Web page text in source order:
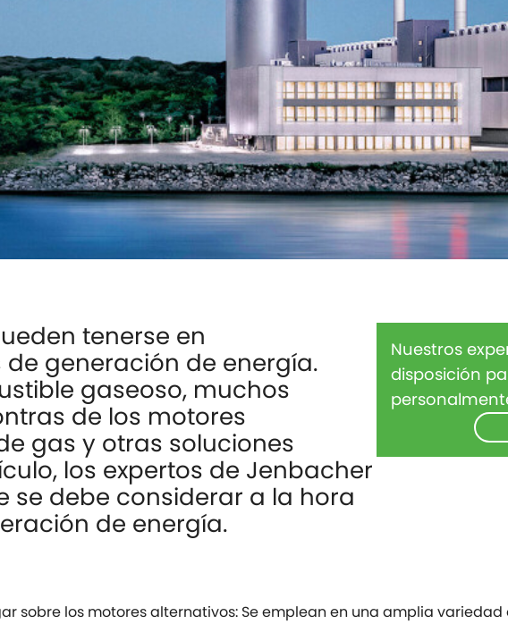
tenerse en
generación de energía.
gaseoso, muchos
de los motores
gas y otras soluciones
los expertos de Jenbacher
se debe considerar a la hora
de energía.
Nuestros
disposición
sobre los motores alternativos: Se emplean en una amplia